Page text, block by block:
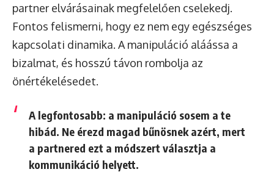
partner elvárásainak megfelelően cselekedj.
Fontos felismerni, hogy ez nem egy egészséges
kapcsolati dinamika. A manipuláció aláássa a
bizalmat, és hosszú távon rombolja az
önértékelésedet.
A legfontosabb: a manipuláció sosem a te
hibád. Ne érezd magad bűnösnek azért, mert
a partnered ezt a módszert választja a
kommunikáció helyett.